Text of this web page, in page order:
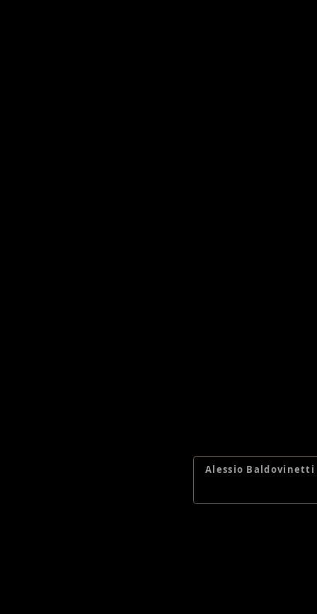
Alessio Baldovinetti